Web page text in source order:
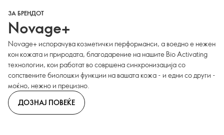
ЗА БРЕНДОТ
Novage+
Novage+ испорачува козметички перформанси, а воедно е нежен
кон кожата и природата, благодарение на нашите Bio Activating
технологии, кои работат во совршена синхронизација со
сопствените биолошки функции на вашата кожа - и едни со други -
моќно, нежно и прецизно.
ДОЗНАЈ ПОВЕЌЕ